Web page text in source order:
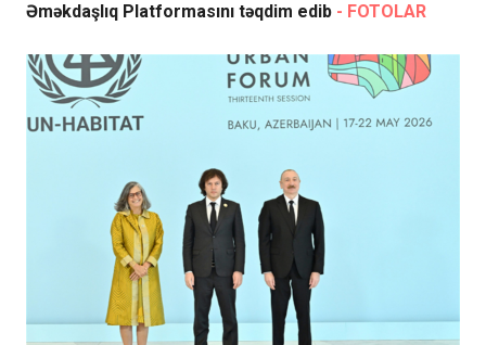
Əməkdaşlıq Platformasını təqdim edib - FOTOLAR